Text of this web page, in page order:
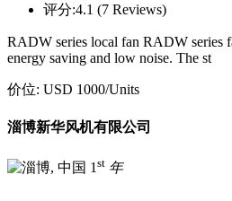
评分:4.1 (7 Reviews)
RADW series local fan RADW series
energy saving and low noise. The st
价位: USD 1000/Units
淄博新华风机有限公司
1 st 年